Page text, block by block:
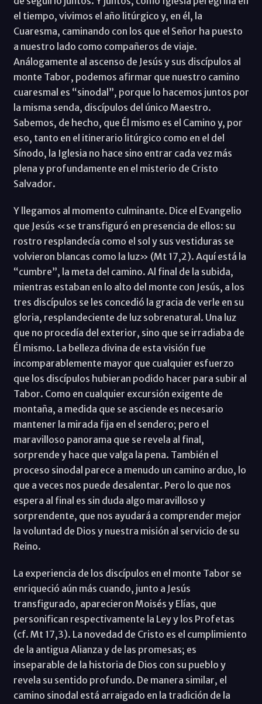
el tiempo, vivimos el año litúrgico y, en él, la
Cuaresma, caminando con los que el Señor ha puesto
a nuestro lado como compañeros de viaje.
Análogamente al ascenso de Jesús y sus discípulos al
monte Tabor, podemos afirmar que nuestro camino
cuaresmal es “sinodal”, porque lo hacemos juntos por
la misma senda, discípulos del único Maestro.
Sabemos, de hecho, que Él mismo es el Camino y, por
eso, tanto en el itinerario litúrgico como en el del
Sínodo, la Iglesia no hace sino entrar cada vez más
plena y profundamente en el misterio de Cristo
Salvador.
Y llegamos al momento culminante. Dice el Evangelio
que Jesús «se transfiguró en presencia de ellos: su
rostro resplandecía como el sol y sus vestiduras se
volvieron blancas como la luz» (Mt 17,2). Aquí está la
“cumbre”, la meta del camino. Al final de la subida,
mientras estaban en lo alto del monte con Jesús, a los
tres discípulos se les concedió la gracia de verle en su
gloria, resplandeciente de luz sobrenatural. Una luz
que no procedía del exterior, sino que se irradiaba de
Él mismo. La belleza divina de esta visión fue
incomparablemente mayor que cualquier esfuerzo
que los discípulos hubieran podido hacer para subir al
Tabor. Como en cualquier excursión exigente de
montaña, a medida que se asciende es necesario
mantener la mirada fija en el sendero; pero el
maravilloso panorama que se revela al final,
sorprende y hace que valga la pena. También el
proceso sinodal parece a menudo un camino arduo, lo
que a veces nos puede desalentar. Pero lo que nos
espera al final es sin duda algo maravilloso y
sorprendente, que nos ayudará a comprender mejor
la voluntad de Dios y nuestra misión al servicio de su
Reino.
La experiencia de los discípulos en el monte Tabor se
enriqueció aún más cuando, junto a Jesús
transfigurado, aparecieron Moisés y Elías, que
personifican respectivamente la Ley y los Profetas
(cf. Mt 17,3). La novedad de Cristo es el cumplimiento
de la antigua Alianza y de las promesas; es
inseparable de la historia de Dios con su pueblo y
revela su sentido profundo. De manera similar, el
camino sinodal está arraigado en la tradición de la